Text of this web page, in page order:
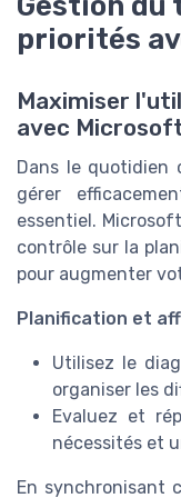
priorités
Maximiser
avec
Dans le quotidien
gérer
essentiel.
contrôle sur la
pour augmenter
Planification et
Utilisez le
organiser les
Evaluez et
nécessités et
En synchronisant